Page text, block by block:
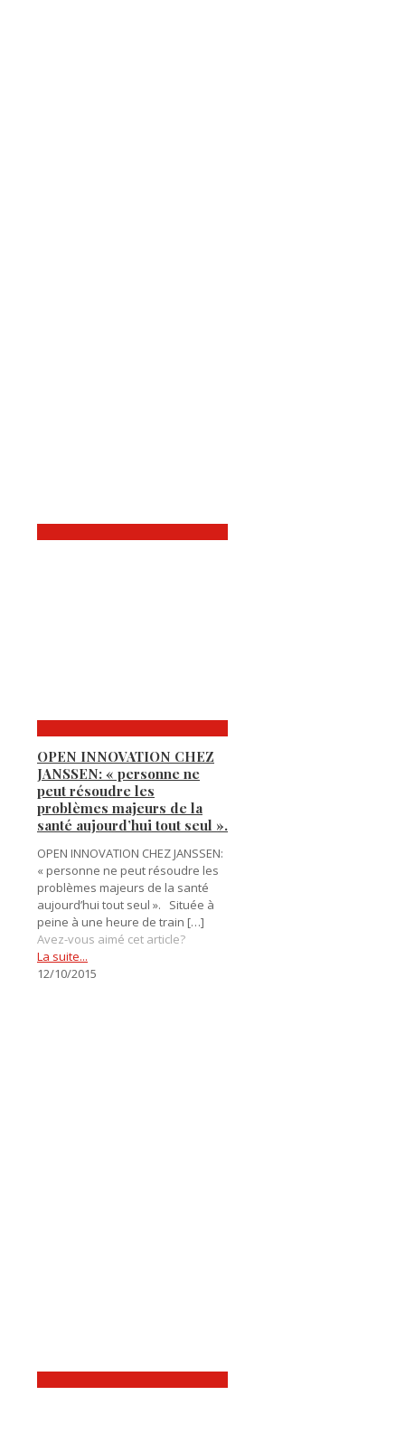
OPEN INNOVATION CHEZ
JANSSEN: « personne ne
peut résoudre les
problèmes majeurs de la
santé aujourd’hui tout seul ».
OPEN INNOVATION CHEZ JANSSEN:
« personne ne peut résoudre les
problèmes majeurs de la santé
aujourd’hui tout seul ». Située à
peine à une heure de train […]
Avez-vous aimé cet article?
La suite...
12/10/2015